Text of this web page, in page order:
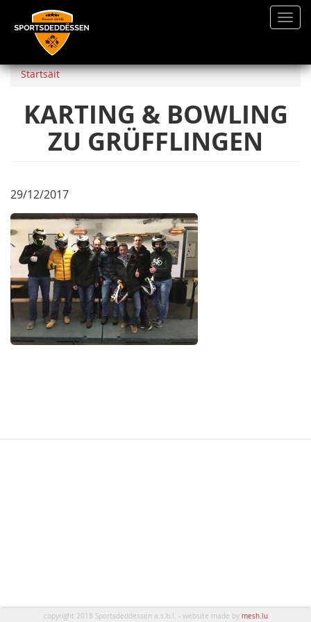
zum
InhaltStartsäit
KARTING & BOWLING
ZU GRÜFFLINGEN
29/12/2017
copyright 2018 Sportsdeddessen a.s.b.l. - website made by mesh.lu